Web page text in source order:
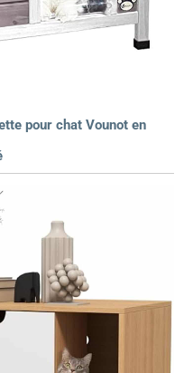
pour chat Vounot en